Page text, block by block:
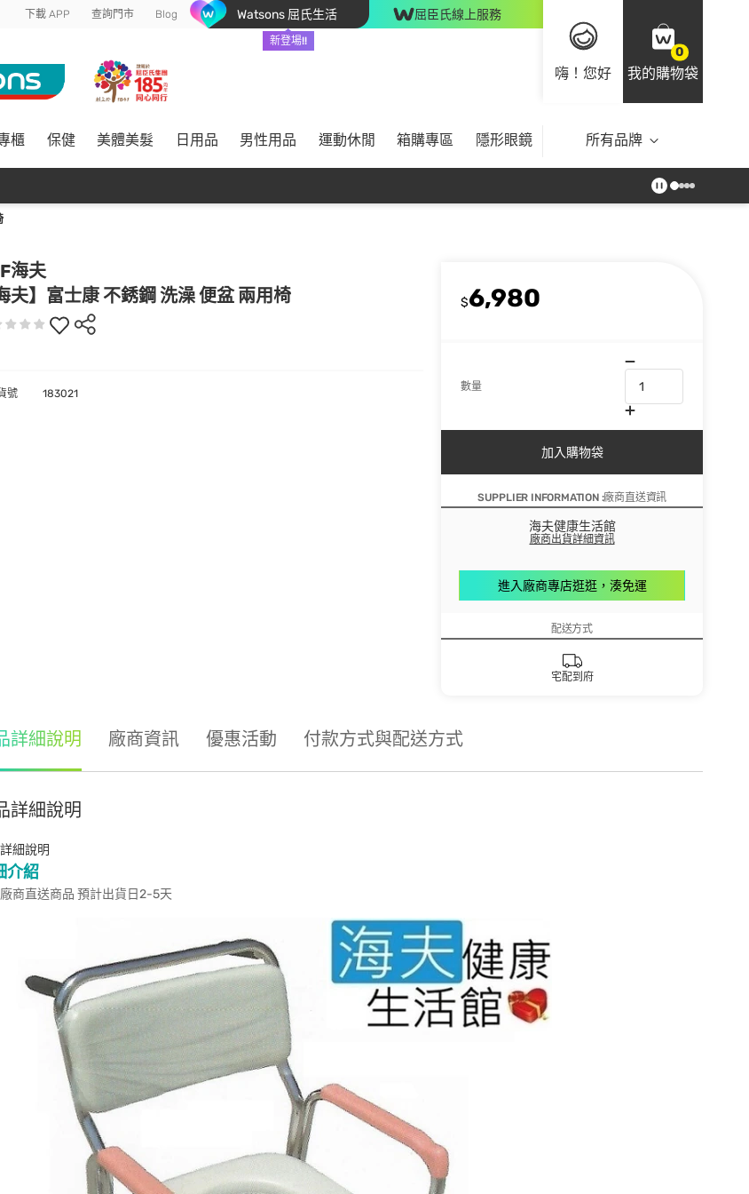
下載 APP 查詢門市 Blog Watsons 屈氏生活
新登場!!
屈臣氏線上服務
嗨！您好
0
我的購物袋
櫃 保健 美體美髮 日用品 男性用品 運動休閒 箱購專區 隱形眼鏡 所有品牌
海夫
夫】富士康 不銹鋼 洗澡 便盆 兩用椅
$6,980
數量
加入購物袋
SUPPLIER INFORMATION :廠商直送資訊
海夫健康生活館
廠商出貨詳細資訊
進入廠商專店逛逛，湊免運
配送方式
宅配到府
號 183021
詳細說明 廠商資訊 優惠活動 付款方式與配送方式
詳細說明
細說明
介紹
商直送商品 預計出貨日2-5天